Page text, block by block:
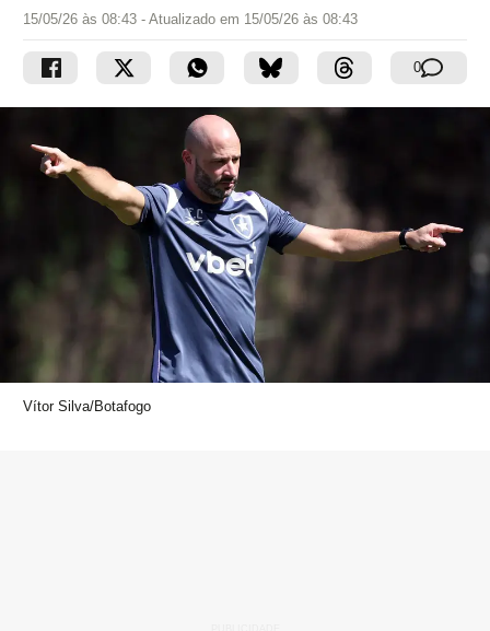
15/05/26 às 08:43 - Atualizado em 15/05/26 às 08:43
0
Vítor Silva/Botafogo